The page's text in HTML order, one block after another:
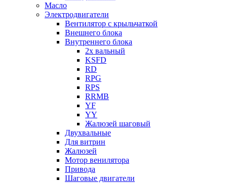
Масло
Электродвигатели
Вентилятор с крыльчаткой
Внешнего блока
Внутреннего блока
2х вальный
KSFD
RD
RPG
RPS
RRMB
YF
YY
Жалюзей шаговый
Двухвальные
Для витрин
Жалюзей
Мотор венилятора
Привода
Шаговые двигатели